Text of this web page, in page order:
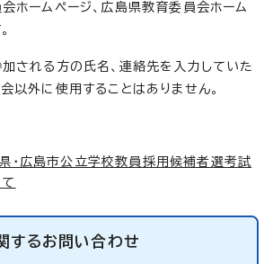
ホームページ、広島県教育委員会ホーム
される方の氏名、連絡先を入力していた
以外に使用することはありません。
・広島市公立学校教員採用候補者選考試
するお問い合わせ